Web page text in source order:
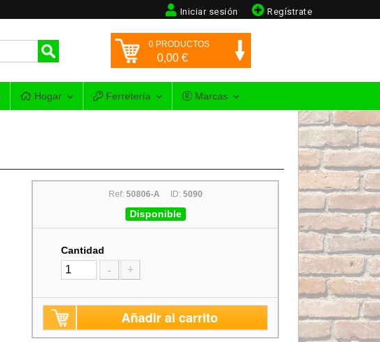
Regístrate
Iniciar sesión
0 PRODUCTOS
0,00 €
Hogar Ferretería Marcas
Ref: 50806-A ID: 5090
Disponible
Cantidad
- +
Añadir al carrito